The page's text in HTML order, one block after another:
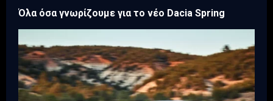
Όλα όσα γνωρίζουμε για το νέο Dacia Spring